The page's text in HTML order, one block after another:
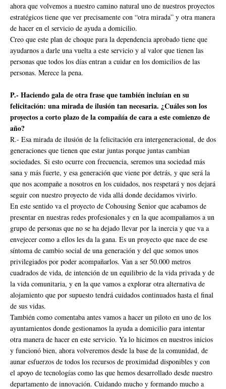
ahora que volvemos a nuestro camino natural uno de nuestros proyectos
estratégicos tiene que ver precisamente con “otra mirada” y otra manera
de hacer en el servicio de ayuda a domicilio.
Creo que este plan de choque para la dependencia aprobado tiene que
ayudarnos a darle una vuelta a este servicio y al valor que tienen las
personas que todos los días entran a cuidar en los domicilios de las
personas. Merece la pena.
P.- Haciendo gala de otra frase que también incluían en su
felicitación: una mirada de ilusión tan necesaria. ¿Cuáles son los
proyectos a corto plazo de la compañía de cara a este comienzo de
año?
R.- Esa mirada de ilusión de la felicitación era intergeneracional, de dos
generaciones que tienen que estar juntas porque juntas cambian
sociedades. Si esto ocurre con frecuencia, seremos una sociedad más
sana y más fuerte, y esa generación que viene por detrás, y que será la
que nos acompañe a nosotros en los cuidados, nos respetará y nos dejará
seguir con nuestro proyecto de vida allá donde decidamos vivirlo.
En este sentido va el proyecto de Cohousing Senior que acabamos de
presentar en nuestras redes profesionales y en la que acompañamos a un
grupo de personas que no se ha dejado llevar por la inercia y que va a
envejecer como a ellos les da la gana. Es un proyecto que nace de ese
síntoma de cambio social de una generación y del que somos unos
privilegiados por poder acompañarlos. Van a ser 50.000 metros
cuadrados de vida, de intención de un equilibrio de la vida privada y de
la vida comunitaria, y en la que vamos a explorar otra alternativa de
alojamiento que por supuesto tendrá cuidados continuados hasta el final
de sus vidas.
También como comentaba antes vamos a hacer un piloto en uno de los
ayuntamientos donde gestionamos la ayuda a domicilio para intentar
otra manera de hacer en este servicio. Ya lo hicimos en nuestros inicios
y funcionó bien, ahora volveremos desde la base de la comunidad, de
aunar esfuerzos de todos los recursos de proximidad disponibles y con
el apoyo de tecnologías como las que hemos desarrollado desde nuestro
departamento de innovación. Cuidando mucho y formando mucho a